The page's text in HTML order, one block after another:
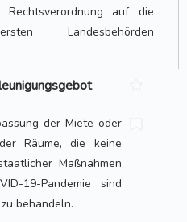
Rechtsverordnung auf die
Landesbehörden
der Miete oder
Räume, die keine
Maßnahmen
19-Pandemie sind
behandeln.